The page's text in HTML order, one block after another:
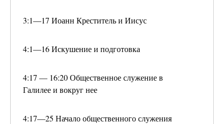
3:1—17 Иоанн Креститель и Иисус
4:1—16 Искушение и подготовка
4:17 — 16:20 Общественное служение в
Галилее и вокруг нее
4:17—25 Начало общественного служения